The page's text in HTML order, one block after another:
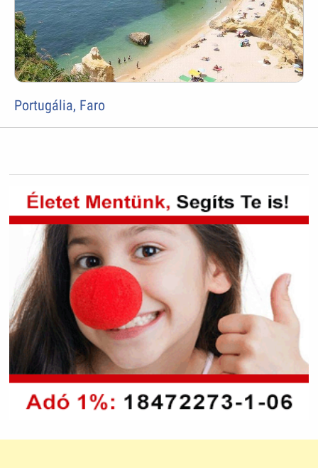
Portugália, Faro